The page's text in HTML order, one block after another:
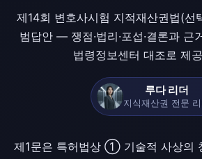
제14회 변호사시험 지적재산권법(선
범답안 — 쟁점·법리·포섭·결론과 근
법령정보센터 대조로 제
루다 리더
지식재산권 전문 리
제1문은 특허법상 ① 기술적 사상의